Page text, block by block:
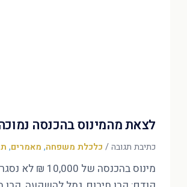
לצאת מהמינוס בהכנסה
כתיבת תגובה/ כלכלת משפחה, מאמרים,